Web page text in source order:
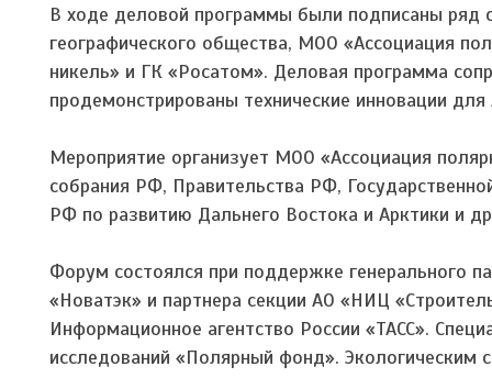
В ходе деловой программы были подписаны ряд
географического общества, МОО «Ассоциация
никель» и ГК «Росатом». Деловая программа
продемонстрированы технические инновации для
Мероприятие организует МОО «Ассоциация
собрания РФ, Правительства РФ,
РФ по развитию Дальнего Востока и Арктики и
Форум состоялся при поддержке генерального
«Новатэк» и партнера секции АО «НИЦ
Информационное агентство России «ТАСС».
исследований «Полярный фонд».